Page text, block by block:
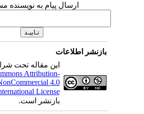
ارسال پیام به نویسنده مسئول
بازنشر اطلاعات
این مقاله تحت شرایط
Commons Attribution-
NonCommercial 4.0
International Licenseقابل
بازنشر است.